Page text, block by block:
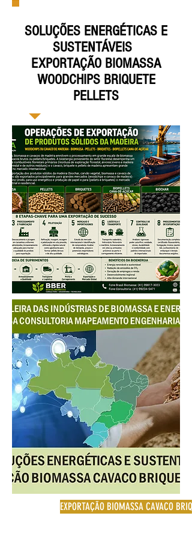
SOLUÇÕES ENERGÉTICAS E
SUSTENTÁVEIS
EXPORTAÇÃO BIOMASSA
WOODCHIPS BRIQUETE
PELLETS
EXPORTAÇÃO BIOMASSA CAVACO